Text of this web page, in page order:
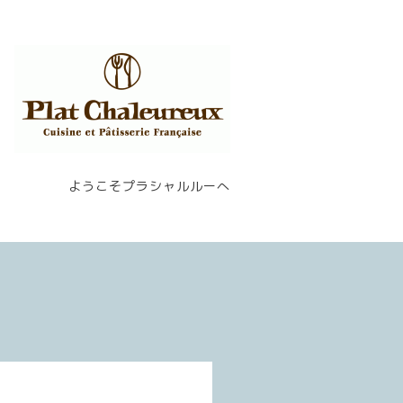
ようこそプラシャルルーへ